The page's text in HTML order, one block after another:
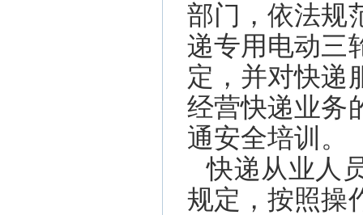
部门，依法规
递专用电动三
定，并对快递
经营快递业务
通安全培训。
快递从业人
规定，按照操